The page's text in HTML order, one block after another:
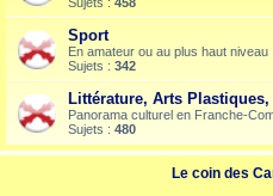
Sport
En amateur ou au plus haut niveau
Sujets : 342
Littérature, Arts
Panorama culturel en Franche-
Sujets : 480
Le coin des